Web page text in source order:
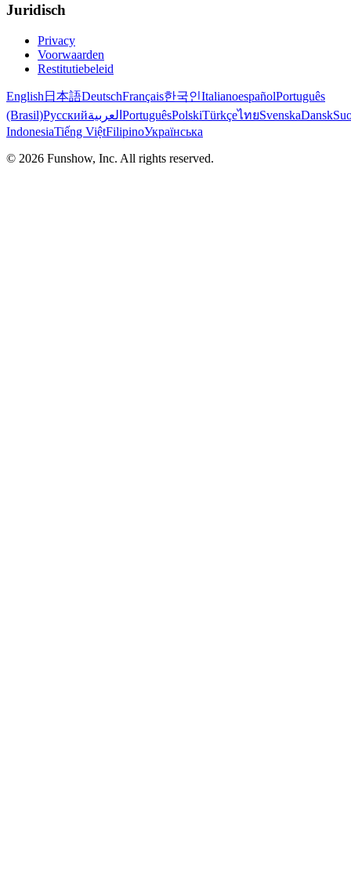
Juridisch
Privacy
Voorwaarden
Restitutiebeleid
English 日本語DeutschFrançais한국인ItalianoespañolPortuguês
(Brasil)Русскийالعربية PortuguêsPolskiTürkçeไทยSvenskaDansk
IndonesiaTiếng ViệtFilipinoУкраїнська
© 2026 Funshow, Inc. All rights reserved.